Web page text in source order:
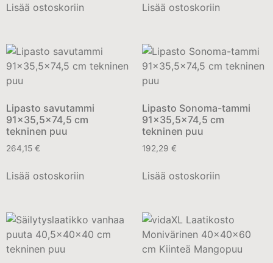
Lisää ostoskoriin Lisää ostoskoriin
Lipasto savutammi
91×35,5×74,5 cm
tekninen puu
264,15 €
Lisää ostoskoriin
Lipasto Sonoma-tammi
91×35,5×74,5 cm
tekninen puu
192,29 €
Lisää ostoskoriin